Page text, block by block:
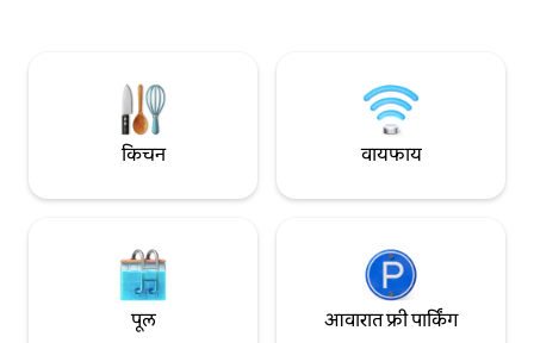
हाऊसपर्यंत 12 मिनिटांच्या अंतरावर - लग्नाची
माझे इतर बबल पहा.
योग्य नाही.
किचन वायफाय
पूल आवारात फ्री पार्किंग